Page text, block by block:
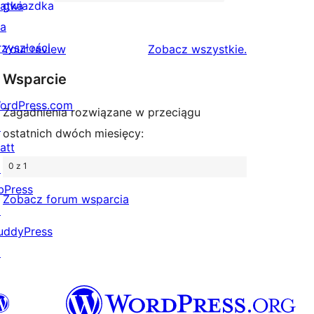
gwiazdkowych
0
recenzji
1-
gwiazdka
Your review Zobacz wszystkierecenzje
.
Wsparcie
Zagadnienia rozwiązane w przeciągu
ostatnich dwóch miesięcy:
0 z 1
Zobacz forum wsparcia